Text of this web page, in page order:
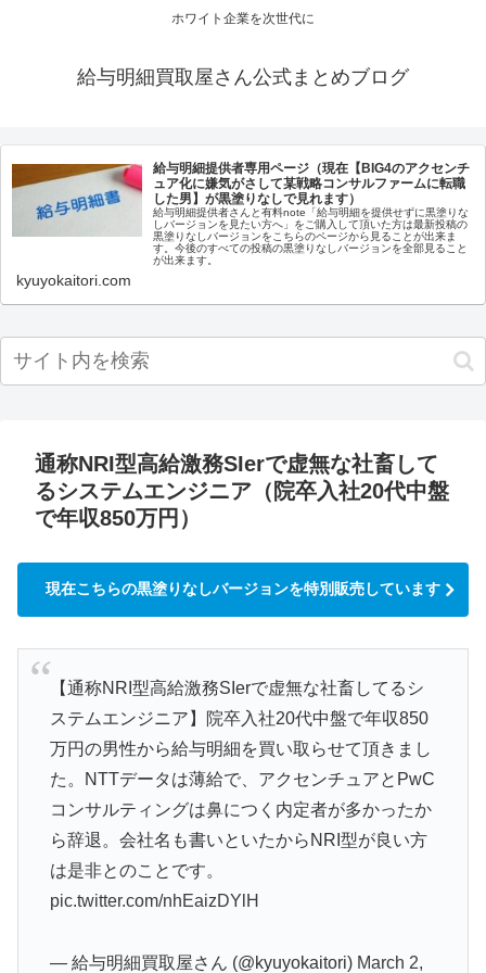
ホワイト企業を次世代に
給与明細買取屋さん公式まとめブログ
給与明細提供者専用ページ（現在【BIG4のアクセンチ
ュア化に嫌気がさして某戦略コンサルファームに転職
した男】が黒塗りなしで見れます）
給与明細提供者さんと有料note「給与明細を提供せずに黒塗りな
しバージョンを見たい方へ」をご購入して頂いた方は最新投稿の
黒塗りなしバージョンをこちらのページから見ることが出来ま
す。今後のすべての投稿の黒塗りなしバージョンを全部見ること
が出来ます。
kyuyokaitori.com
通称NRI型高給激務SIerで虚無な社畜して
るシステムエンジニア（院卒入社20代中盤
で年収850万円）
現在こちらの黒塗りなしバージョンを特別販売しています
【通称NRI型高給激務SIerで虚無な社畜してるシ
ステムエンジニア】院卒入社20代中盤で年収850
万円の男性から給与明細を買い取らせて頂きまし
た。NTTデータは薄給で、アクセンチュアとPwC
コンサルティングは鼻につく内定者が多かったか
ら辞退。会社名も書いといたからNRI型が良い方
は是非とのことです。
pic.twitter.com/nhEaizDYlH
— 給与明細買取屋さん (@kyuyokaitori) March 2,